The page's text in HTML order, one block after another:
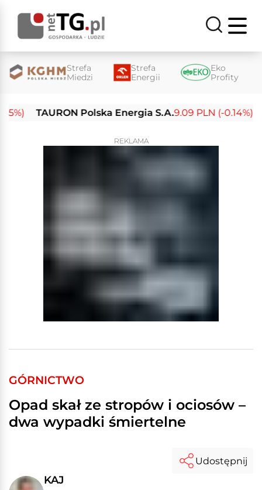
Strefa
Miedzi
Strefa
Energii
Eko
Profity
TAURON Polska Energia S.A.9.09 PLN (-0.14%)
REKLAMA
GÓRNICTWO
Opad skał ze stropów i ociosów –
dwa wypadki śmiertelne
KAJ
Udostępnij